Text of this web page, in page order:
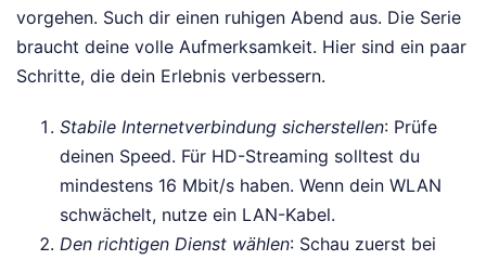
vorgehen. Such dir einen ruhigen Abend aus. Die Serie
braucht deine volle Aufmerksamkeit. Hier sind ein paar
Schritte, die dein Erlebnis verbessern.
Stabile Internetverbindung sicherstellen: Prüfe
deinen Speed. Für HD-Streaming solltest du
mindestens 16 Mbit/s haben. Wenn dein WLAN
schwächelt, nutze ein LAN-Kabel.
Den richtigen Dienst wählen: Schau zuerst bei